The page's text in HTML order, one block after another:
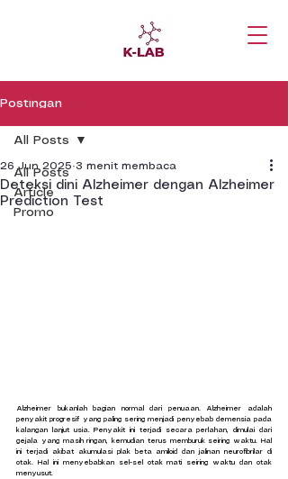
Postingan
All Posts
Article
Promo
All Posts
Deteksi dini Alzheimer dengan Alzheimer
Prediction Test
26 Jun 2025 3 menit membaca
Alzheimer bukanlah bagian normal dari penuaan. Alzheimer adalah
penyakit progresif yang paling sering menjadi penyebab demensia pada
kalangan lanjut usia. Penyakit ini terjadi secara perlahan, dimulai dari
gejala yang masih ringan, kemudian terus memburuk seiring waktu. Hal
ini terjadi akibat akumulasi plak beta amiloid dan jalinan neurofibrilar di
otak. Hal ini menyebabkan sel-sel otak mati seiring waktu dan otak
menyusut.